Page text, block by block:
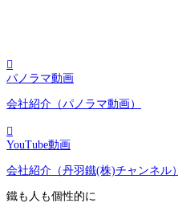

パノラマ動画
会社紹介（パノラマ動画）

YouTube動画
会社紹介（丹羽鐵(株)チャンネル）
鐵も人も個性的に